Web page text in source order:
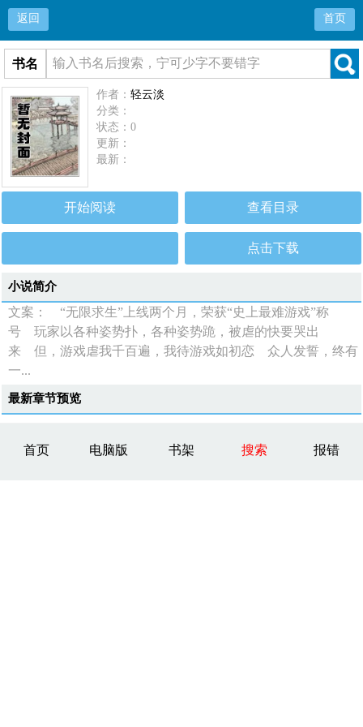
返回 首页
书名
作者：轻云淡
分类：
状态：0
更新：
最新：
开始阅读 查看目录
点击下载
小说简介
文案： “无限求生”上线两个月，荣获“史上最难游戏”称
号 玩家以各种姿势扑，各种姿势跪，被虐的快要哭出
来 但，游戏虐我千百遍，我待游戏如初恋 众人发誓，终有
一...
最新章节预览
首页 电脑版 书架 搜索 报错